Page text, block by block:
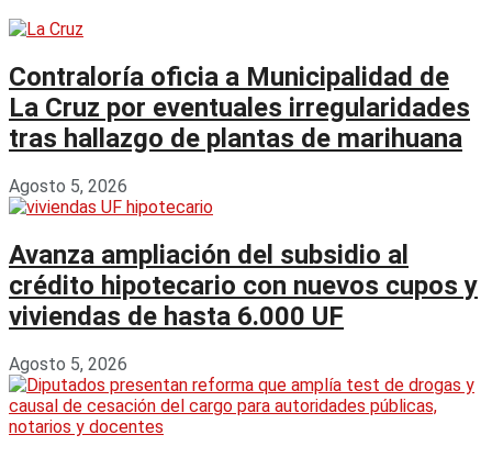
Contraloría oficia a Municipalidad de
La Cruz por eventuales irregularidades
tras hallazgo de plantas de marihuana
Agosto 5, 2026
Avanza ampliación del subsidio al
crédito hipotecario con nuevos cupos y
viviendas de hasta 6.000 UF
Agosto 5, 2026